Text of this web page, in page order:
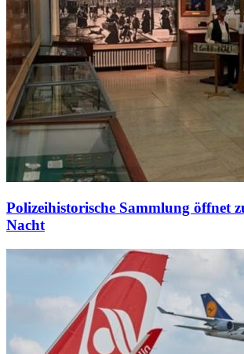
Polizeihistorische Sammlung öffnet
Nacht